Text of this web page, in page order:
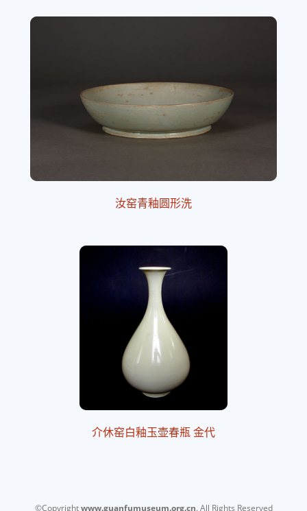
汝窑青釉圆形洗
介休窑白釉玉壶春瓶 金代
©Copyrightwww.guanfumuseum.org.cn. All Rights Reserved